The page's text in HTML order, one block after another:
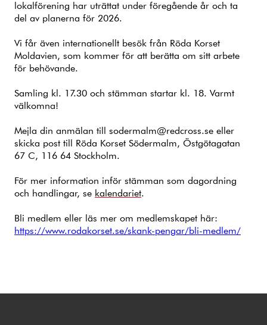
lokalförening har uträttat under föregående år och ta
del av planerna för 2026.
Vi får även internationellt besök från Röda Korset
Moldavien, som kommer för att berätta om sitt arbete
för behövande.
Samling kl. 17.30 och stämman startar kl. 18. Varmt
välkomna!
Mejla din anmälan till sodermalm@redcross.se eller
skicka post till Röda Korset Södermalm, Östgötagatan
67 C, 116 64 Stockholm.
För mer information inför stämman som dagordning
och handlingar, se kalendariet.
Bli medlem eller läs mer om medlemskapet här:
https://www.rodakorset.se/skank-pengar/bli-medlem/